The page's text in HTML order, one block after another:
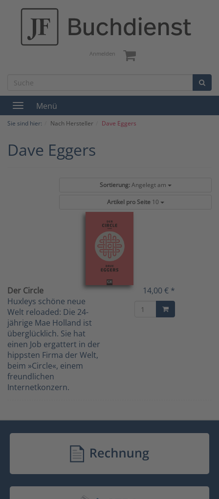
Anmelden
Toggle
navigation
Menü
Sie sind hier: Nach Hersteller Dave Eggers
Dave Eggers
Sortierung: Angelegt am
Artikel pro Seite 10
Der Circle
Huxleys schöne neue
Welt reloaded: Die 24-
jährige Mae Holland ist
überglücklich. Sie hat
einen Job ergattert in der
hippsten Firma der Welt,
beim »Circle«, einem
freundlichen
Internetkonzern.
14,00 € *